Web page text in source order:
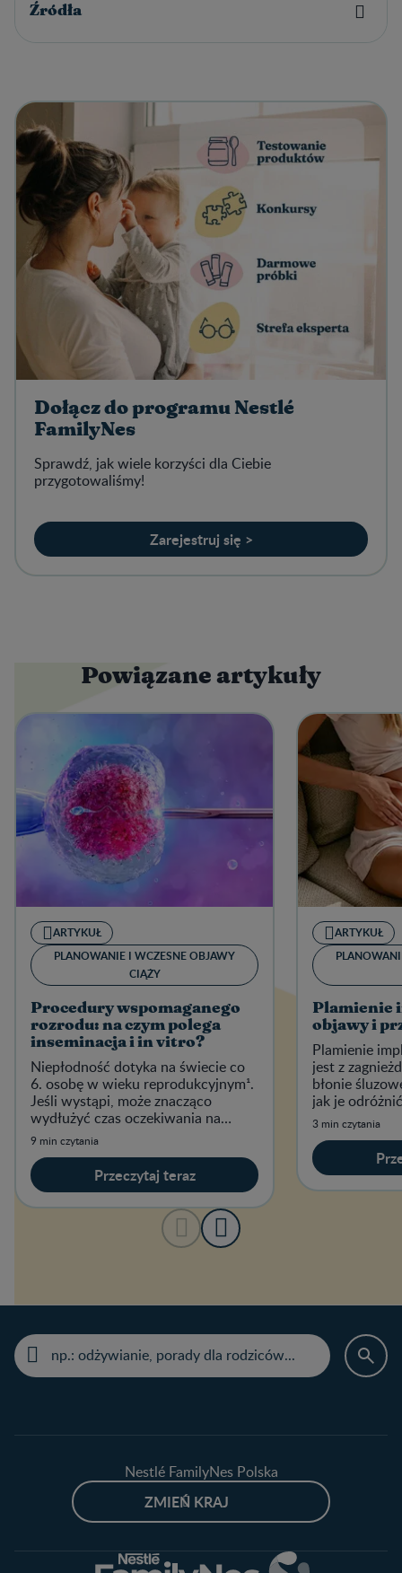
Źródła
Dołącz do programu Nestlé
FamilyNes
Sprawdź, jak wiele korzyści dla Ciebie
przygotowaliśmy!
Zarejestruj się >
Powiązane artykuły
ARTYKUŁ
PLANOWANIE I WCZESNE OBJAWY
CIĄŻY
Procedury wspomaganego
rozrodu: na czym polega
inseminacja i in vitro?
Niepłodność dotyka na świecie co
6. osobę w wieku reprodukcyjnym¹.
Jeśli wystąpi, może znacząco
wydłużyć czas oczekiwania na
pozytywny wynik testu ciążowego.
9 min czytania
Przeczytaj teraz
ARTYKUŁ
Plamienie
objawy i
Plamienie
jest z
błonie
jak je
spodziewanej
3 min czytania
Nestlé FamilyNes Polska
ZMIEŃ KRAJ